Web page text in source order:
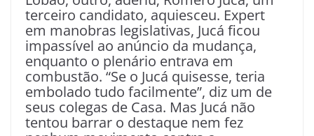
terceiro candidato, aquiesceu. Expert
em manobras legislativas, Jucá ficou
impassível ao anúncio da mudança,
enquanto o plenário entrava em
combustão. “Se o Jucá quisesse, teria
embolado tudo facilmente”, diz um de
seus colegas de Casa. Mas Jucá não
tentou barrar o destaque nem fez